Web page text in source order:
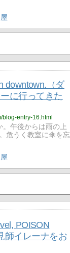
downtown.（ダ
に行ってきた
blog-entry-16.html
。午後からは雨の上
危うく教室に傘を忘
POISON
師イレーナをお